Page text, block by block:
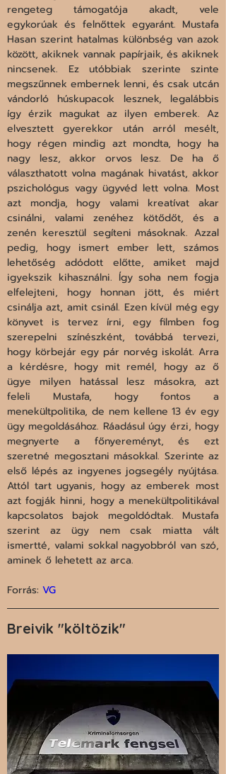
rengeteg támogatója akadt, vele
egykorúak és felnőttek egyaránt. Mustafa
Hasan szerint hatalmas különbség van azok
között, akiknek vannak papírjaik, és akiknek
nincsenek. Ez utóbbiak szerinte szinte
megszűnnek embernek lenni, és csak utcán
vándorló húskupacok lesznek, legalábbis
így érzik magukat az ilyen emberek. Az
elvesztett gyerekkor után arról mesélt,
hogy régen mindig azt mondta, hogy ha
nagy lesz, akkor orvos lesz. De ha ő
választhatott volna magának hivatást, akkor
pszichológus vagy ügyvéd lett volna. Most
azt mondja, hogy valami kreatívat akar
csinálni, valami zenéhez kötődőt, és a
zenén keresztül segíteni másoknak. Azzal
pedig, hogy ismert ember lett, számos
lehetőség adódott előtte, amiket majd
igyekszik kihasználni. Így soha nem fogja
elfelejteni, hogy honnan jött, és miért
csinálja azt, amit csinál. Ezen kívül még egy
könyvet is tervez írni, egy filmben fog
szerepelni színészként, továbbá tervezi,
hogy körbejár egy pár norvég iskolát. Arra
a kérdésre, hogy mit remél, hogy az ő
ügye milyen hatással lesz másokra, azt
feleli Mustafa, hogy fontos a
menekültpolitika, de nem kellene 13 év egy
ügy megoldásához. Ráadásul úgy érzi, hogy
megnyerte a főnyereményt, és ezt
szeretné megosztani másokkal. Szerinte az
első lépés az ingyenes jogsegély nyújtása.
Attól tart ugyanis, hogy az emberek most
azt fogják hinni, hogy a menekültpolitikával
kapcsolatos bajok megoldódtak. Mustafa
szerint az ügy nem csak miatta vált
ismertté, valami sokkal nagyobbról van szó,
aminek ő lehetett az arca.
Forrás: VG
Breivik "költözik"